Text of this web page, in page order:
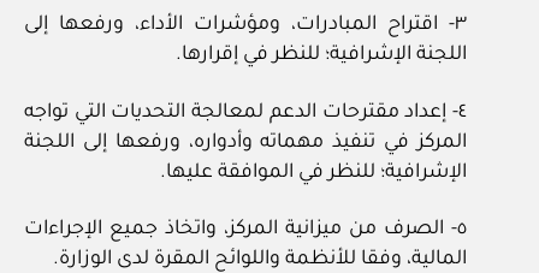
٣- اقتراح المبادرات، ومؤشرات الأداء، ورفعها إلى
اللجنة الإشرافية؛ للنظر في إقرارها.
٤- إعداد مقترحات الدعم لمعالجة التحديات التي تواجه
المركز في تنفيذ مهماته وأدواره، ورفعها إلى اللجنة
الإشرافية؛ للنظر في الموافقة عليها.
٥- الصرف من ميزانية المركز، واتخاذ جميع الإجراءات
المالية، وفقا للأنظمة واللوائح المقرة لدى الوزارة.